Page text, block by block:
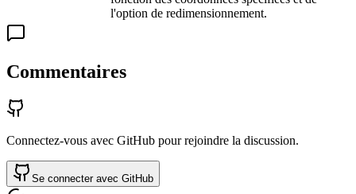
l'option de redimensionnement.
Commentaires
Connectez-vous avec GitHub pour rejoindre la discussion.
Se connecter avec GitHub